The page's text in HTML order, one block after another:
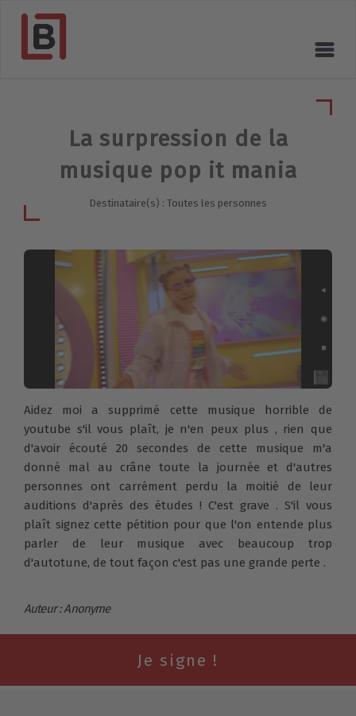
La surpression de la
musique pop it mania
Destinataire(s) : Toutes les personnes
Aidez moi a supprimé cette musique horrible de
youtube s'il vous plaît, je n'en peux plus , rien que
d'avoir écouté 20 secondes de cette musique m'a
donné mal au crâne toute la journée et d'autres
personnes ont carrément perdu la moitié de leur
auditions d'après des études ! C'est grave . S'il vous
plaît signez cette pétition pour que l'on entende plus
parler de leur musique avec beaucoup trop
d'autotune, de tout façon c'est pas une grande perte .
Auteur : Anonyme